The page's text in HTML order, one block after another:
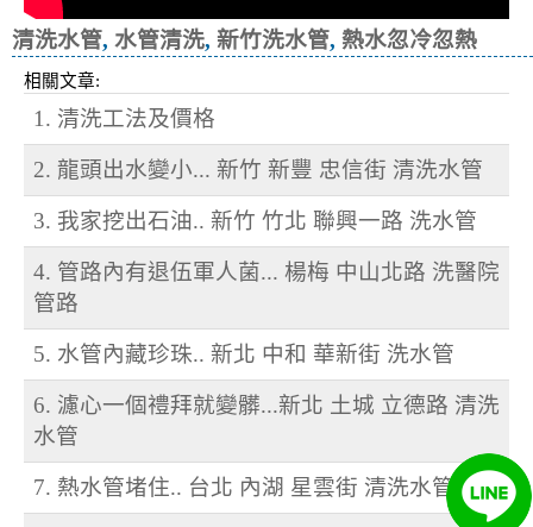
清洗水管, 水管清洗, 新竹洗水管, 熱水忽冷忽熱
相關文章:
1. 清洗工法及價格
2. 龍頭出水變小... 新竹 新豐 忠信街 清洗水管
3. 我家挖出石油.. 新竹 竹北 聯興一路 洗水管
4. 管路內有退伍軍人菌... 楊梅 中山北路 洗醫院
管路
5. 水管內藏珍珠.. 新北 中和 華新街 洗水管
6. 濾心一個禮拜就變髒...新北 土城 立德路 清洗
水管
7. 熱水管堵住.. 台北 內湖 星雲街 清洗水管